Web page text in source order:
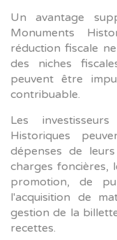
Un avantage
Monuments
réduction fiscale
des niches
peuvent être
contribuable.
Les
Historiques
dépenses de
charges foncières,
promotion, de
l'acquisition de
gestion de la
recettes.